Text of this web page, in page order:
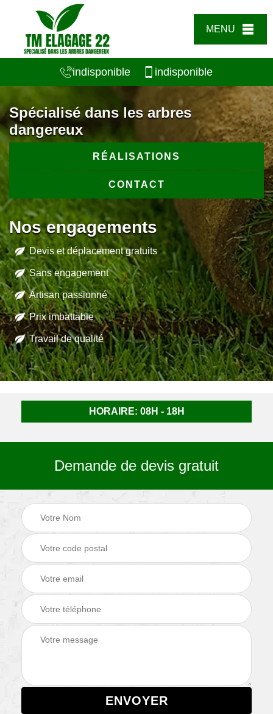
MENU
indisponible indisponible
Spécialisé dans les arbres
dangereux
RÉALISATIONS
CONTACT
Nos engagements
Devis et déplacement gratuits
Sans engagement
Artisan passionné
Prix imbattable
Travail de qualité
HORAIRE: 08H - 18H
Demande de devis gratuit